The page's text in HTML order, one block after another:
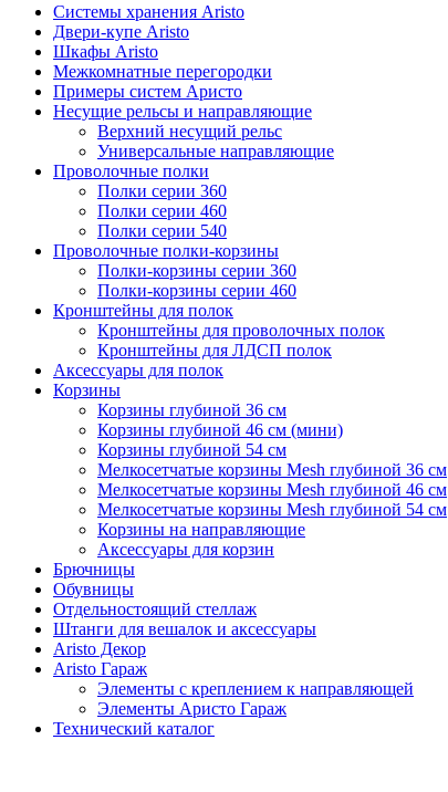
Системы хранения Aristo
Двери-купе Aristo
Шкафы Aristo
Межкомнатные перегородки
Примеры систем Аристо
Несущие рельсы и направляющие
Верхний несущий рельс
Универсальные направляющие
Проволочные полки
Полки серии 360
Полки серии 460
Полки серии 540
Проволочные полки-корзины
Полки-корзины серии 360
Полки-корзины серии 460
Кронштейны для полок
Кронштейны для проволочных полок
Кронштейны для ЛДСП полок
Аксессуары для полок
Корзины
Корзины глубиной 36 см
Корзины глубиной 46 см (мини)
Корзины глубиной 54 см
Мелкосетчатые корзины Mesh глубиной 36 см
Мелкосетчатые корзины Mesh глубиной 46 см
Мелкосетчатые корзины Mesh глубиной 54 см
Корзины на направляющие
Аксессуары для корзин
Брючницы
Обувницы
Отдельностоящий стеллаж
Штанги для вешалок и аксессуары
Aristo Декор
Aristo Гараж
Элементы с креплением к направляющей
Элементы Аристо Гараж
Технический каталог